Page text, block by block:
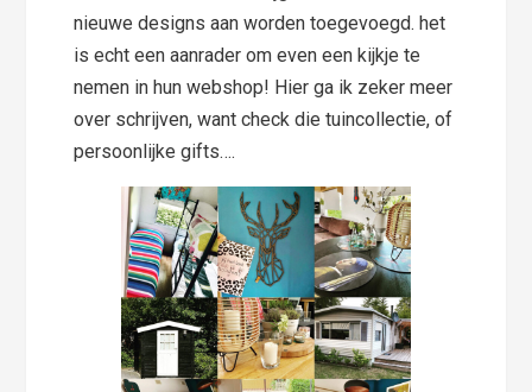
nieuwe designs aan worden toegevoegd. het
is echt een aanrader om even een kijkje te
nemen in hun webshop! Hier ga ik zeker meer
over schrijven, want check die tuincollectie, of
persoonlijke gifts….